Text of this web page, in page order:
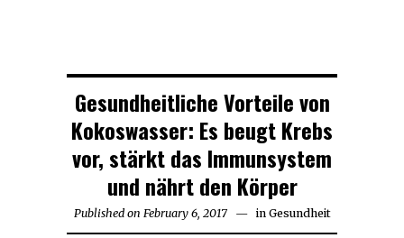
Gesundheitliche Vorteile von
Kokoswasser: Es beugt Krebs
vor, stärkt das Immunsystem
und nährt den Körper
Published on February 6, 2017February
7,
in Gesundheit